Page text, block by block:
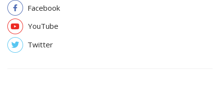
Facebook
YouTube
Twitter